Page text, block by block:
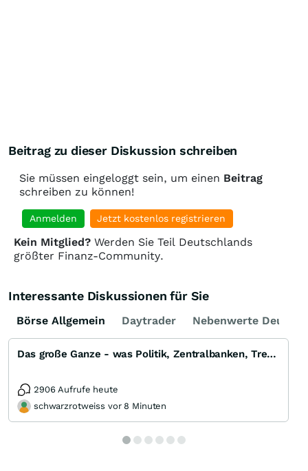
Beitrag zu dieser Diskussion schreiben
Sie müssen eingeloggt sein, um einen Beitrag
schreiben zu können!
Anmelden Jetzt kostenlos registrieren
Kein Mitglied? Werden Sie Teil Deutschlands
größter Finanz-Community.
Interessante Diskussionen für Sie
Börse Allgemein Daytrader Nebenwerte
Das große Ganze - was Politik, Zentralbanken, Trends, Medien und Gesellschaft mit Aktien, Rohstoffen
2906 Aufrufe heute
schwarzrotweiss vor 8 Minuten